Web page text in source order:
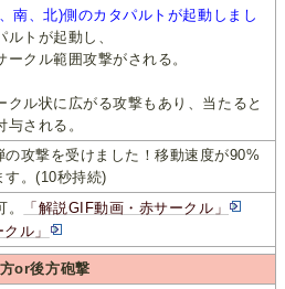
南、北)側のカタパルトが起動しまし
ルトが起動し、
クル範囲攻撃がされる。
クル状に広がる攻撃もあり、当たると
される。
の攻撃を受けました！移動速度が90%
す。(10秒持続)
「解説GIF動画・赤サークル」
ル」
or後方砲撃